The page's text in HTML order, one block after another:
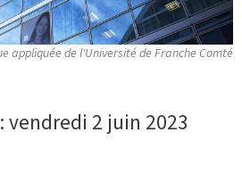
appliquée de l'Université de Franche Comté
vendredi 2 juin 2023